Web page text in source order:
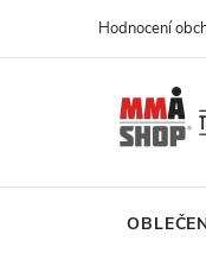
Hodnocení